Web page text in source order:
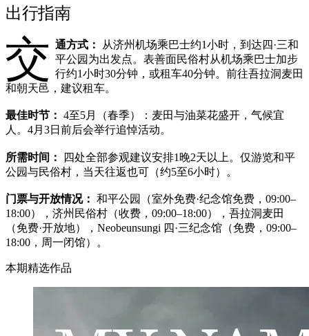
出行指南
交 通方式：
从济州机场乘巴士约1小时，到达四·三和
平公园为出发点。表善面民俗村从机场乘巴士加步
行约1小时30分钟，或租车40分钟。前往吾拉洞麦田
和朝天邑，建议租车。
最佳时节： 4至5月（春季）：麦田与油菜花盛开，气候宜
人。4月3日前后会举行追悼活动。
所需时间：
四处全部参观建议安排1晚2天以上。仅游览和平
公园与民俗村，当天往返也可（约5至6小时）。
门票与开放情况： 和平公园（室外免费·纪念馆免费，09:00–
18:00），济州民俗村（收费，09:00–18:00），吾拉洞麦田
（免费·开放地），Neobeunsungi 四·三纪念馆（免费，09:00–
18:00，周一闭馆）。
本期精选作品